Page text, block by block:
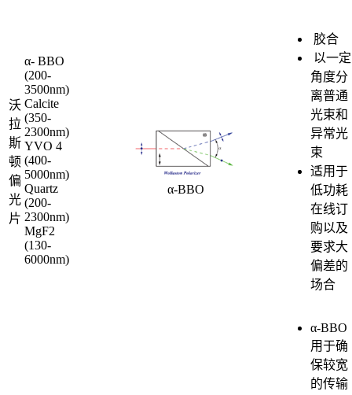
沃
拉
斯
顿
偏
光
片
α- BBO
(200-
3500nm)
Calcite
(350-
2300nm)
YVO 4
(400-
5000nm)
Quartz
(200-
2300nm)
MgF2
(130-
6000nm)
α-BBO
胶合
以一定
角度分
离普通
光束和
异常光
束
适用于
低功耗
在线订
购以及
要求大
偏差的
场合
α-BBO
用于确
保较宽
的传输